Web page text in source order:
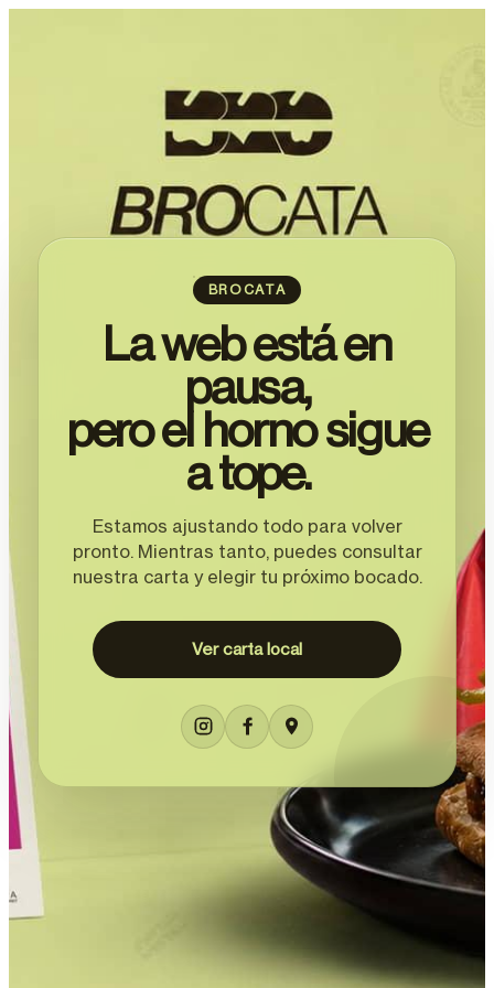
BROCATA
La web está en
pausa,
pero el horno sigue
a tope.
Estamos ajustando todo para volver
pronto. Mientras tanto, puedes consultar
nuestra carta y elegir tu próximo bocado.
Ver carta local